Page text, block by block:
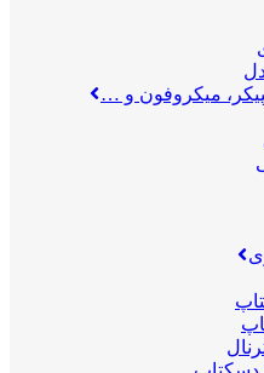
میکروفون و …